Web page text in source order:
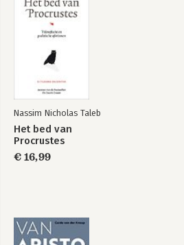
Nassim Nicholas Taleb
Het bed van
Procrustes
€ 16,99